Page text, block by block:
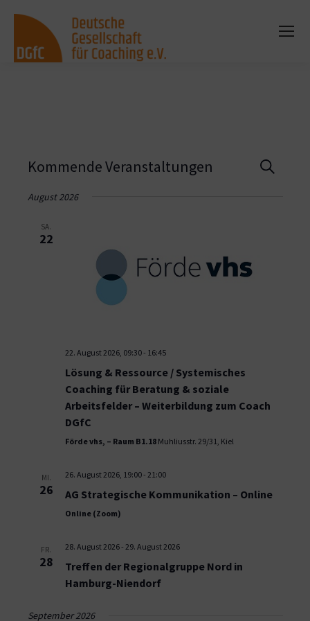
Suche
Kommende Veranstaltungen
August 2026
SA.
22
22. August 2026, 09:30- 16:45
Lösung & Ressource / Systemisches
Coaching für Beratung & soziale
Arbeitsfelder – Weiterbildung zum Coach
DGfC
Förde vhs, – Raum B1.18 Muhliusstr. 29/31, Kiel
MI.
26
26. August 2026, 19:00- 21:00
AG Strategische Kommunikation – Online
Online (Zoom)
FR.
28
28. August 2026- 29. August 2026
Treffen der Regionalgruppe Nord in
Hamburg-Niendorf
September 2026